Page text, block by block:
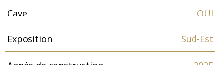
Cave OUI
Exposition Sud-Est